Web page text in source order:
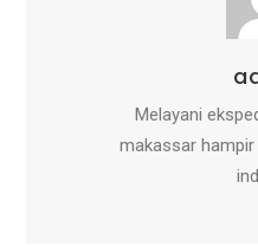
Melayani
makassar